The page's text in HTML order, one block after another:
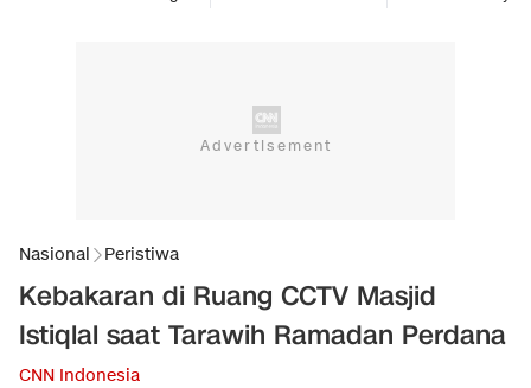
Nasional Peristiwa
Kebakaran di Ruang CCTV Masjid
Istiqlal saat Tarawih Ramadan Perdana
CNN Indonesia